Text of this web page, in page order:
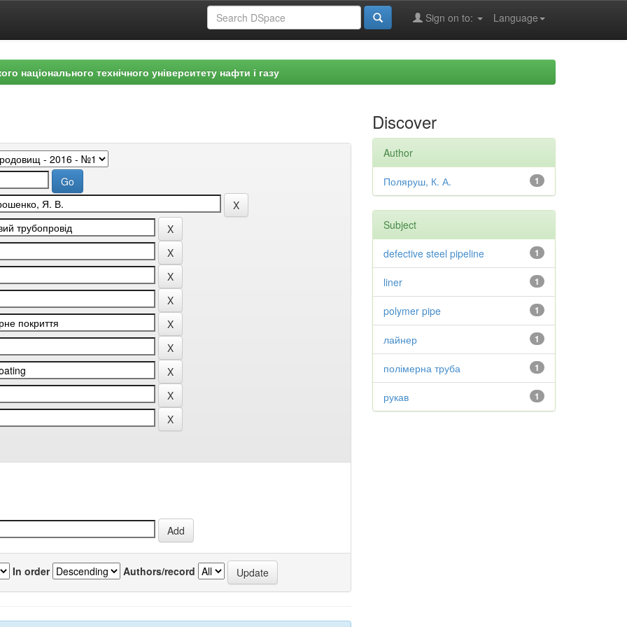
Language
Sign on to:
національного технічного університету нафти і газу
In order Authors/record
Discover
Author
1
Поляруш, К. А.
Subject
1
defective steel pipeline
1
liner
1
polymer pipe
1
лайнер
1
полімерна труба
1
рукав